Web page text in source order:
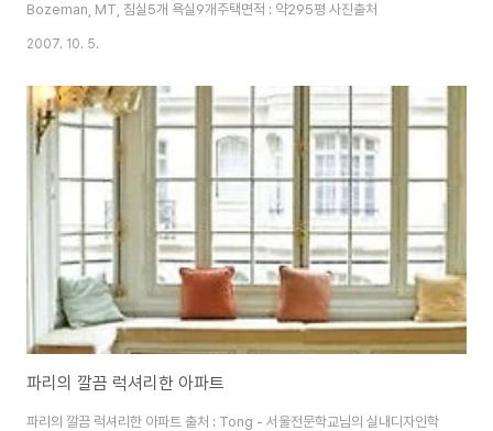
Bozeman, MT, 침실5개 욕실9개주택면적 : 약295평 사진출처
2007. 10. 5.
파리의 깔끔 럭셔리한 아파트
파리의 깔끔 럭셔리한 아파트 출처 : Tong - 서울전문학교님의 실내디자인학